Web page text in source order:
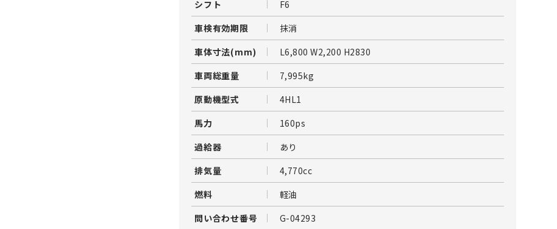
シフト
F6
車検有効期限
抹消
車体寸法(mm)
L6,800 W2,200 H2830
車両総重量
7,995kg
原動機型式
4HL1
馬力
160ps
過給器
あり
排気量
4,770cc
燃料
軽油
問い合わせ番号
G-04293